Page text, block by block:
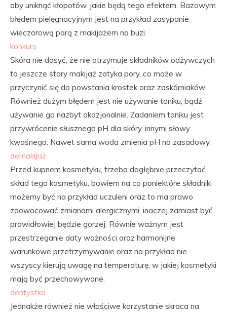
aby uniknąć kłopotów, jakie będą tego efektem. Bazowym
błędem pielęgnacyjnym jest na przykład zasypanie
wieczorową porą z makijażem na buzi.
konkurs
Skóra nie dosyć, że nie otrzymuje składników odżywczych
to jeszcze stary makijaż zatyka pory, co może w
przyczynić się do powstania krostek oraz zaskórniaków.
Również dużym błędem jest nie używanie toniku, bądź
używanie go nazbyt okazjonalnie. Zadaniem toniku jest
przywrócenie słusznego pH dla skóry, innymi słowy
kwaśnego. Nawet sama woda zmienia pH na zasadowy.
demakijaż
Przed kupnem kosmetyku, trzeba dogłębnie przeczytać
skład tego kosmetyku, bowiem na co poniektóre składniki
możemy być na przykład uczuleni oraz to ma prawo
zaowocować zmianami alergicznymi, inaczej zamiast być
prawidłowiej będzie gorzej. Równie ważnym jest
przestrzeganie daty ważności oraz harmonijne
warunkowe przetrzymywanie oraz na przykład nie
wszyscy kierują uwagę na temperaturę, w jakiej kosmetyki
mają być przechowywane.
dentystka
Jednakże również nie właściwe korzystanie skraca na